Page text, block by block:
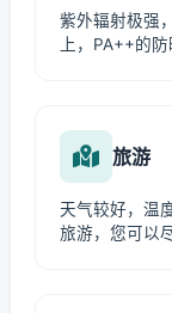
紫外辐射极强
上，PA++的
旅游
天气较好，温
旅游，您可以